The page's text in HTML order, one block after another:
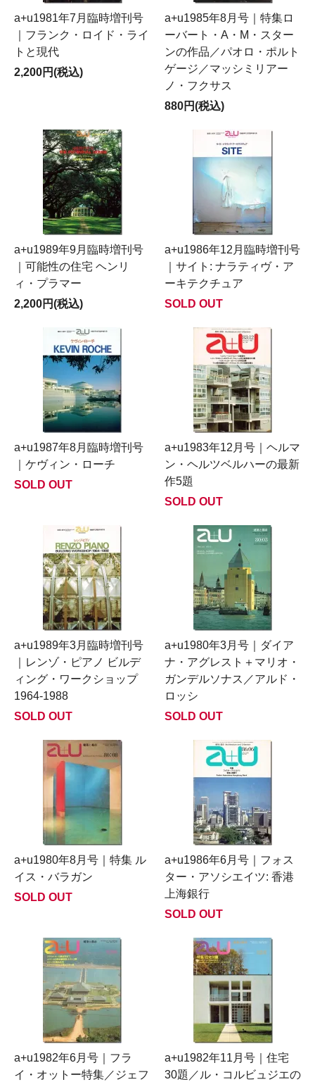
a+u1981年7月臨時増刊号
｜フランク・ロイド・ライ
トと現代
2,200円(税込)
a+u1985年8月号｜特集ロ
ーバート・A・M・スター
ンの作品／パオロ・ポルト
ゲージ／マッシミリアー
ノ・フクサス
880円(税込)
a+u1989年9月臨時増刊号
｜可能性の住宅 ヘンリ
ィ・プラマー
2,200円(税込)
a+u1986年12月臨時増刊号
｜サイト: ナラティヴ・ア
ーキテクチュア
SOLD OUT
a+u1987年8月臨時増刊号
｜ケヴィン・ローチ
SOLD OUT
a+u1983年12月号｜ヘルマ
ン・ヘルツベルハーの最新
作5題
SOLD OUT
a+u1989年3月臨時増刊号
｜レンゾ・ピアノ ビルデ
ィング・ワークショップ
1964-1988
SOLD OUT
a+u1980年3月号｜ダイア
ナ・アグレスト＋マリオ・
ガンデルソナス／アルド・
ロッシ
SOLD OUT
a+u1980年8月号｜特集 ル
イス・バラガン
SOLD OUT
a+u1986年6月号｜フォス
ター・アソシエイツ: 香港
上海銀行
SOLD OUT
a+u1982年6月号｜フラ
イ・オットー特集／ジェフ
a+u1982年11月号｜住宅
30題／ル・コルビュジエの